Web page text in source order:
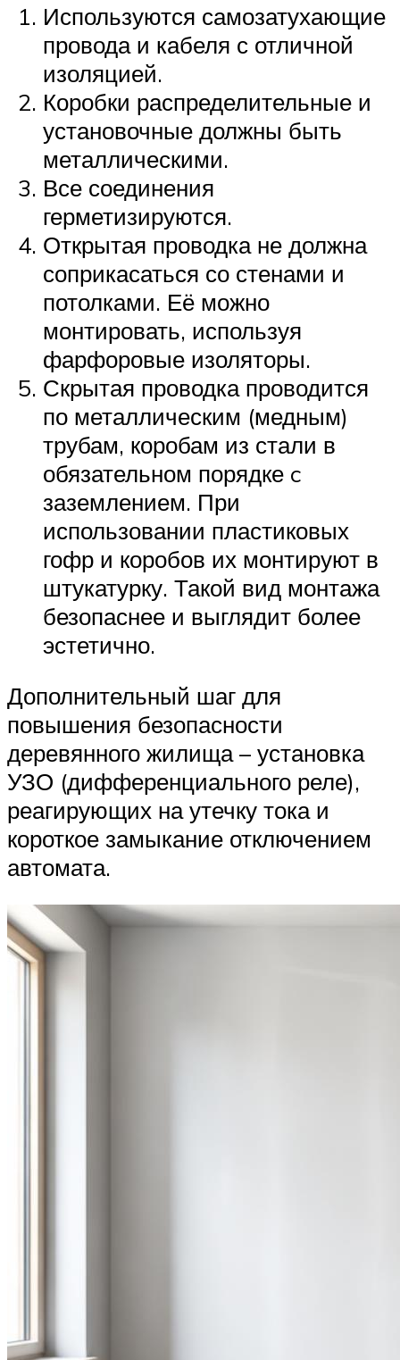
Используются самозатухающие
провода и кабеля с отличной
изоляцией.
Коробки распределительные и
установочные должны быть
металлическими.
Все соединения
герметизируются.
Открытая проводка не должна
соприкасаться со стенами и
потолками. Её можно
монтировать, используя
фарфоровые изоляторы.
Скрытая проводка проводится
по металлическим (медным)
трубам, коробам из стали в
обязательном порядке c
заземлением. При
использовании пластиковых
гофр и коробов их монтируют в
штукатурку. Такой вид монтажа
безопаснее и выглядит более
эстетично.
Дополнительный шаг для
повышения безопасности
деревянного жилища – установка
УЗО (дифференциального реле),
реагирующих на утечку тока и
короткое замыкание отключением
автомата.